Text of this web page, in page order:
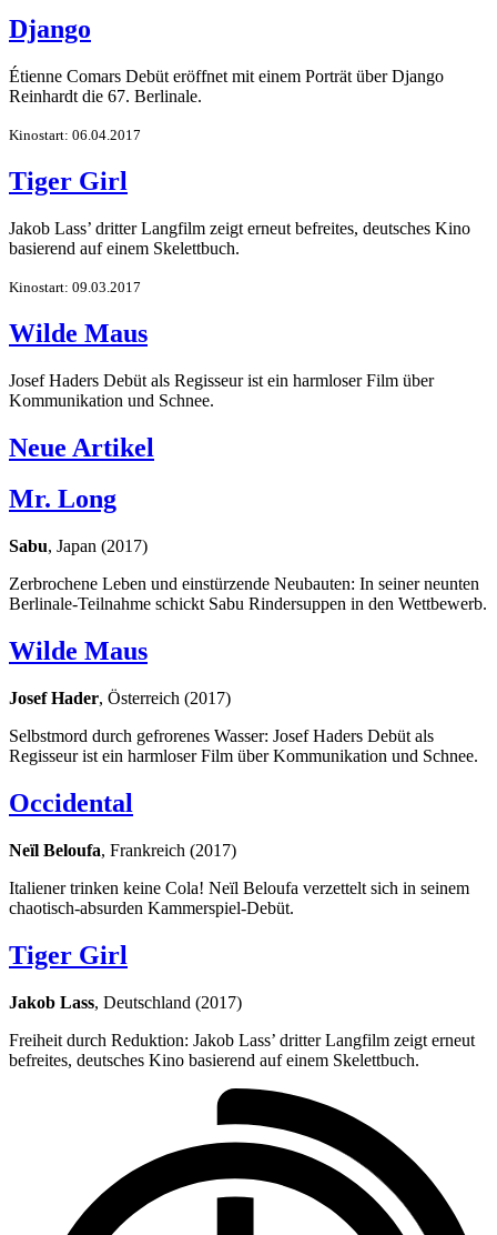
Django
Étienne Comars Debüt eröffnet mit einem Porträt über Django
Reinhardt die 67. Berlinale.
Kinostart: 06.04.2017
Tiger Girl
Jakob Lass’ dritter Langfilm zeigt erneut befreites, deutsches Kino
basierend auf einem Skelettbuch.
Kinostart: 09.03.2017
Wilde Maus
Josef Haders Debüt als Regisseur ist ein harmloser Film über
Kommunikation und Schnee.
Neue Artikel
Mr. Long
Sabu, Japan (2017)
Zerbrochene Leben und einstürzende Neubauten: In seiner neunten
Berlinale-Teilnahme schickt Sabu Rindersuppen in den Wettbewerb.
Wilde Maus
Josef Hader, Österreich (2017)
Selbstmord durch gefrorenes Wasser: Josef Haders Debüt als
Regisseur ist ein harmloser Film über Kommunikation und Schnee.
Occidental
Neïl Beloufa, Frankreich (2017)
Italiener trinken keine Cola! Neïl Beloufa verzettelt sich in seinem
chaotisch-absurden Kammerspiel-Debüt.
Tiger Girl
Jakob Lass, Deutschland (2017)
Freiheit durch Reduktion: Jakob Lass’ dritter Langfilm zeigt erneut
befreites, deutsches Kino basierend auf einem Skelettbuch.